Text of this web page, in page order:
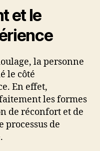
et le
la personne
le côté
En effet,
les formes
de réconfort et de
processus de